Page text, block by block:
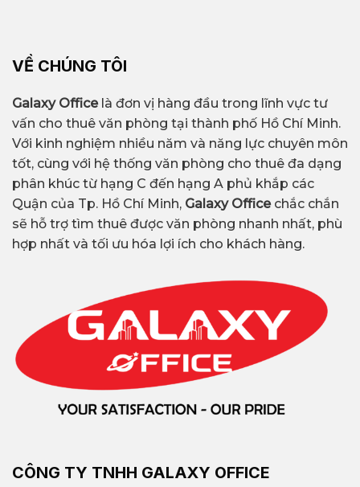
VỀ CHÚNG TÔI
Galaxy Officelà đơn vị hàng đầu trong lĩnh vực tư
vấn cho thuê văn phòng tại thành phố Hồ Chí Minh.
Với kinh nghiệm nhiều năm và năng lực chuyên môn
tốt, cùng với hệ thống văn phòng cho thuê đa dạng
phân khúc từ hạng C đến hạng A phủ khắp các
Quận của Tp. Hồ Chí Minh, Galaxy Office chắc chắn
sẽ hỗ trợ tìm thuê được văn phòng nhanh nhất, phù
hợp nhất và tối ưu hóa lợi ích cho khách hàng.
CÔNG TY TNHH GALAXY OFFICE